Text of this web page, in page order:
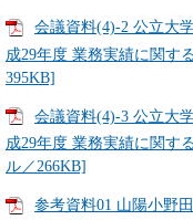
会議資料(4)-2 公立大
成29年度 業務実績に関す
395KB]
会議資料(4)-3 公立大
成29年度 業務実績に関す
ル／266KB]
参考資料01 山陽小野